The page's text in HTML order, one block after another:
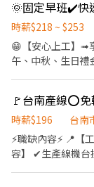
勤每小時加給40
特色】 ✅ 書審即可 ✅ 免經驗可 ✅ 工作簡單好上手 ✅ 班別固定任選
✅ 穩定工時、
歡迎立即投遞履歷
圖私訊【姓名＋
0907 分機 1101 歡
薪:270(月均
【餐費補助】：自
助85超過自行負
機車位 - 【超優
審即可 ❤免費交
喔！ 📌【線上履
https://
心填寫。)
小姐 ☎️ 02-6604-
ID：@995qkbxl (
時薪$218 ~ $253
😁【安心上工】➟
午、中秋、生日
貨、包裝、貼標籤 ⏰上班時間: 📆排休制 日班：(A) 08:00~17:00；
(B) 09:00~18:00 午班：(A) 13:30~22:30；(B) 15:00~24:00 晚班：
18:00~03:00 夜班：00:00~08:00 1.入職前3個月 時薪制 日班：218
元/時 午班：(A)
時薪$196
台南
⚡職缺內容⚡ 📍【工
容】 ✔生產線機台